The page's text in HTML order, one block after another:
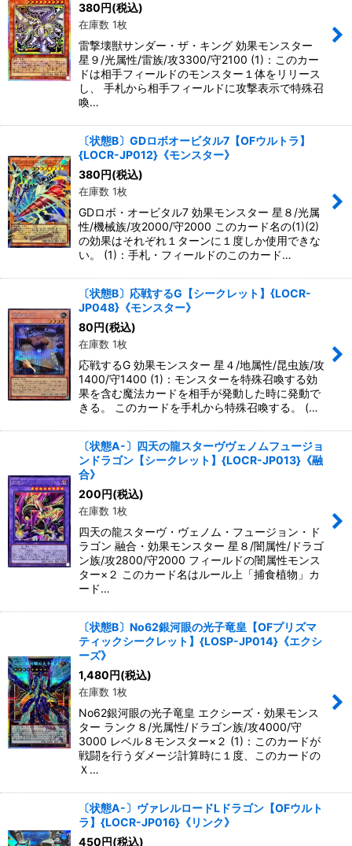
380円(税込)
在庫数 1枚
雷撃壊獣サンダー・ザ・キング 効果モンスター
星９/光属性/雷族/攻3300/守2100 (1)：このカー
ドは相手フィールドのモンスター１体をリリース
し、 手札から相手フィールドに攻撃表示で特殊召
喚…
〔状態B〕GDロボオービタル7【OFウルトラ】
{LOCR-JP012}《モンスター》
380円(税込)
在庫数 1枚
GDロボ・オービタル7 効果モンスター 星８/光属
性/機械族/攻2000/守2000 このカード名の(1)(2)
の効果はそれぞれ１ターンに１度しか使用できな
い。 (1)：手札・フィールドのこのカード…
〔状態B〕応戦するG【シークレット】{LOCR-
JP048}《モンスター》
80円(税込)
在庫数 1枚
応戦するG 効果モンスター 星４/地属性/昆虫族/攻
1400/守1400 (1)：モンスターを特殊召喚する効
果を含む魔法カードを相手が発動した時に発動で
きる。 このカードを手札から特殊召喚する。 (…
〔状態A-〕四天の龍スターヴヴェノムフュージョ
ンドラゴン【シークレット】{LOCR-JP013}《融
合》
200円(税込)
在庫数 1枚
四天の龍スターヴ・ヴェノム・フュージョン・ド
ラゴン 融合・効果モンスター 星８/闇属性/ドラゴ
ン族/攻2800/守2000 フィールドの闇属性モンス
ター×２ このカード名はルール上「捕食植物」カ
ード…
〔状態B〕No62銀河眼の光子竜皇【OFプリズマ
ティックシークレット】{LOSP-JP014}《エクシ
ーズ》
1,480円(税込)
在庫数 1枚
No62銀河眼の光子竜皇 エクシーズ・効果モンス
ター ランク８/光属性/ドラゴン族/攻4000/守
3000 レベル８モンスター×２ (1)：このカードが
戦闘を行うダメージ計算時に１度、このカードの
Ｘ…
〔状態A-〕ヴァレルロードLドラゴン【OFウルト
ラ】{LOCR-JP016}《リンク》
450円(税込)